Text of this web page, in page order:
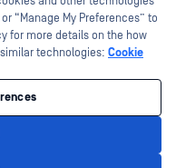
برنامج شركاء القنوات
OPSWAT العلامات التجارية الخاصة بالجهات الخارجية هي ملك لأصحابها المعنيين.
إدارة
“Manage My Preferences” to
for more details on the how
technologies: Cookie